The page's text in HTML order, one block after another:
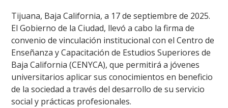
Tijuana, Baja California, a 17 de septiembre de 2025.
El Gobierno de la Ciudad, llevó a cabo la firma de
convenio de vinculación institucional con el Centro de
Enseñanza y Capacitación de Estudios Superiores de
Baja California (CENYCA), que permitirá a jóvenes
universitarios aplicar sus conocimientos en beneficio
de la sociedad a través del desarrollo de su servicio
social y prácticas profesionales.